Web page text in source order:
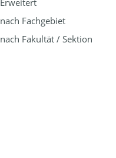
Erweitert
nach Fachgebiet
nach Fakultät / Sektion